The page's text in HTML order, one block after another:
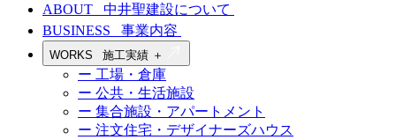
ABOUT 中井聖建設について
BUSINESS 事業内容
WORKS 施工実績 ＋
ー 工場・倉庫
ー 公共・生活施設
ー 集合施設・アパートメント
ー 注文住宅・デザイナーズハウス